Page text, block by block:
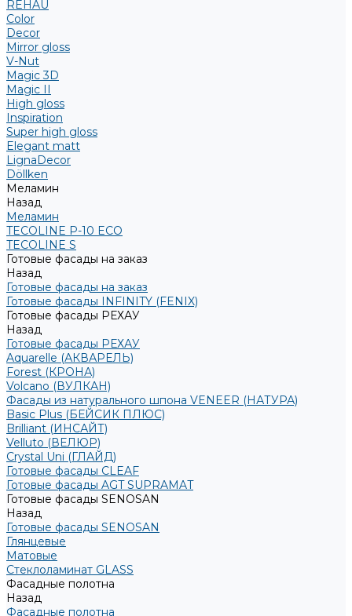
REHAU
Color
Decor
Mirror gloss
V-Nut
Magic 3D
Magic II
High gloss
Inspiration
Super high gloss
Elegant matt
LignaDecor
Döllken
Меламин
Назад
Меламин
TECOLINE P-10 ECO
TECOLINE S
Готовые фасады на заказ
Назад
Готовые фасады на заказ
Готовые фасады INFINITY (FENIX)
Готовые фасады РЕХАУ
Назад
Готовые фасады РЕХАУ
Aquarelle (АКВАРЕЛЬ)
Forest (КРОНА)
Volcano (ВУЛКАН)
Фасады из натурального шпона VENEER (НАТУРА)
Basic Plus (БЕЙСИК ПЛЮС)
Brilliant (ИНСАЙТ)
Velluto (ВЕЛЮР)
Crystal Uni (ГЛАЙД)
Готовые фасады CLEAF
Готовые фасады AGT SUPRAMAT
Готовые фасады SENOSAN
Назад
Готовые фасады SENOSAN
Глянцевые
Матовые
Стеклоламинат GLASS
Фасадные полотна
Назад
Фасадные полотна